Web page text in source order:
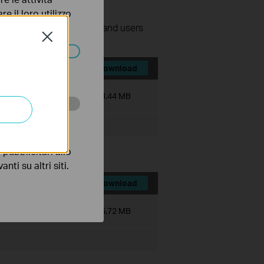
surveillance devices and users
Download
Dimensioni file: 473.44 MB
Download
536.72 MB
Close
il loro utilizzo
essere
di
pubblicitari allo
su altri siti.